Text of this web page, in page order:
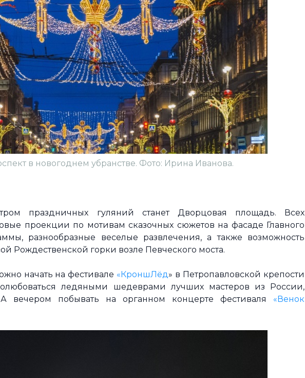
в новогоднем убранстве. Фото: Ирина Иванова.
праздничных гуляний станет Дворцовая площадь. Всех
проекции по мотивам сказочных сюжетов на фасаде Главного
разнообразные веселые развлечения, а также возможность
Рождественской горки возле Певческого моста.
начать на фестивале «КроншЛёд» в Петропавловской крепости
ледяными шедеврами лучших мастеров из России,
А вечером побывать на органном концерте фестиваля «Венок